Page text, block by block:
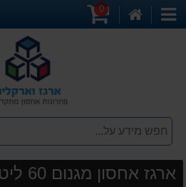
קטגוריות
0
ארגז אחסון מגנום 60 ליטר